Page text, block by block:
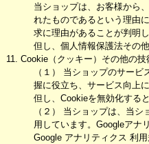
当ショップは、お客様から
れたものであるという理由
求に理由があることが判明
但し、個人情報保護法その
11. Cookie（クッキー）その他の技
（１） 当ショップのサー
握に役立ち、サービス向上
但し、Cookieを無効化する
（２） 当ショップは、当
用しています。Googleアナ
Google アナリティクス 利用